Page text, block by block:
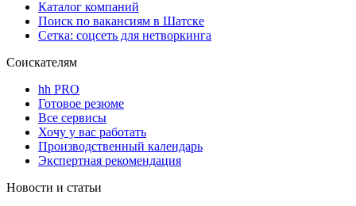
Каталог компаний
Поиск по вакансиям в Шатске
Сетка: соцсеть для нетворкинга
Соискателям
hh PRO
Готовое резюме
Все сервисы
Хочу у вас работать
Производственный календарь
Экспертная рекомендация
Новости и статьи